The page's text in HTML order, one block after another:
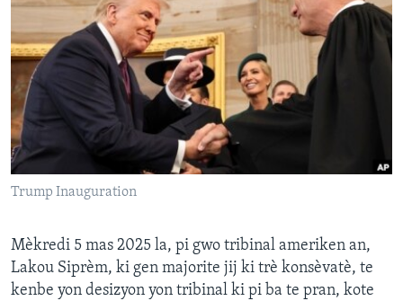
Languages
Trump Inauguration
Mèkredi 5 mas 2025 la, pi gwo tribinal ameriken an,
Lakou Siprèm, ki gen majorite jij ki trè konsèvatè, te
kenbe yon desizyon yon tribinal ki pi ba te pran, kote